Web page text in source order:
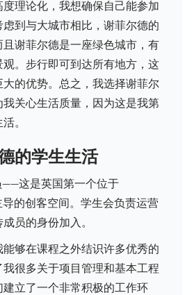
理论化，我想确保自己能参加
到与大城市相比，谢菲尔德的
谢菲尔德是一座绿色城市，有
。步行即可到达所有地方，这
大的优势。总之，我选择谢菲尔
关心生活质量，因为这是我第
。
的学生生活
——这是英国第一个位于
导的创客空间。学生会负责运营
员的身份加入。
够在课程之外结识许多优秀的
很多关于项目管理和基本工程
立了一个非常积极的工作环